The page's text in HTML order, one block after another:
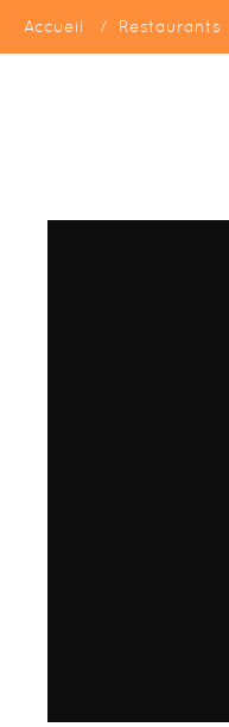
Accueil Restaurants